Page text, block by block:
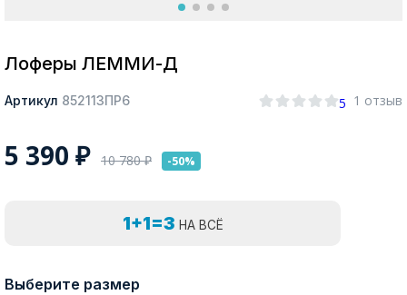
Лоферы ЛЕММИ-Д
Артикул 852113ПР6 5 1 отзыв
5 390 ₽ 10 780₽ -50%
1+1=3 НА ВСЁ
Выберите размер